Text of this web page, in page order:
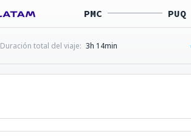
PMC PUQ
Duración total del viaje: 3h 14min